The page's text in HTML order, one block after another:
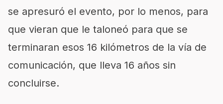
se apresuró el evento, por lo menos, para
que vieran que le taloneó para que se
terminaran esos 16 kilómetros de la vía de
comunicación, que lleva 16 años sin
concluirse.